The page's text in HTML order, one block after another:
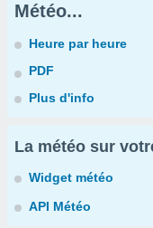
Météo...
Heure par heure
PDF
Plus d'info
La météo sur
Widget météo
API Météo